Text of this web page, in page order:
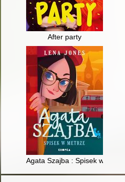
After party
Agata Szajba : Spisek w metrze